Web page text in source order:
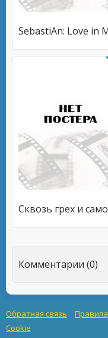
Комментарии (0)
Обратная связь Правила
Cookie